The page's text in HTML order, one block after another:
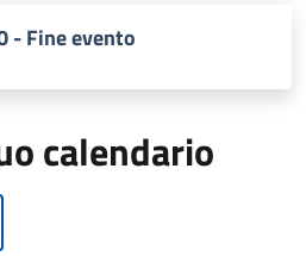
- Fine evento
calendario